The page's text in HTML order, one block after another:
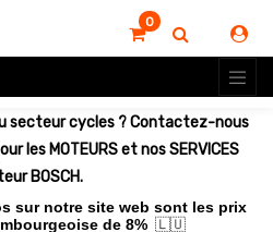
0
secteur cycles ? Contactez-nous
les MOTEURS et nos SERVICES
BOSCH.
sur notre site web sont les prix
de 8% 🇱🇺